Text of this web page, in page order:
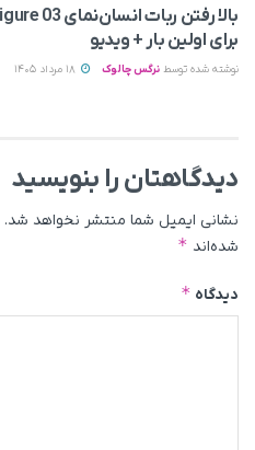
برای اولین بار + ویدیو
نوشته شده توسط نرگس چالوک
دیدگاهتان را بنویسید
نشانی ایمیل شما منتشر نخواهد شد.
شده‌اند *
دیدگاه *